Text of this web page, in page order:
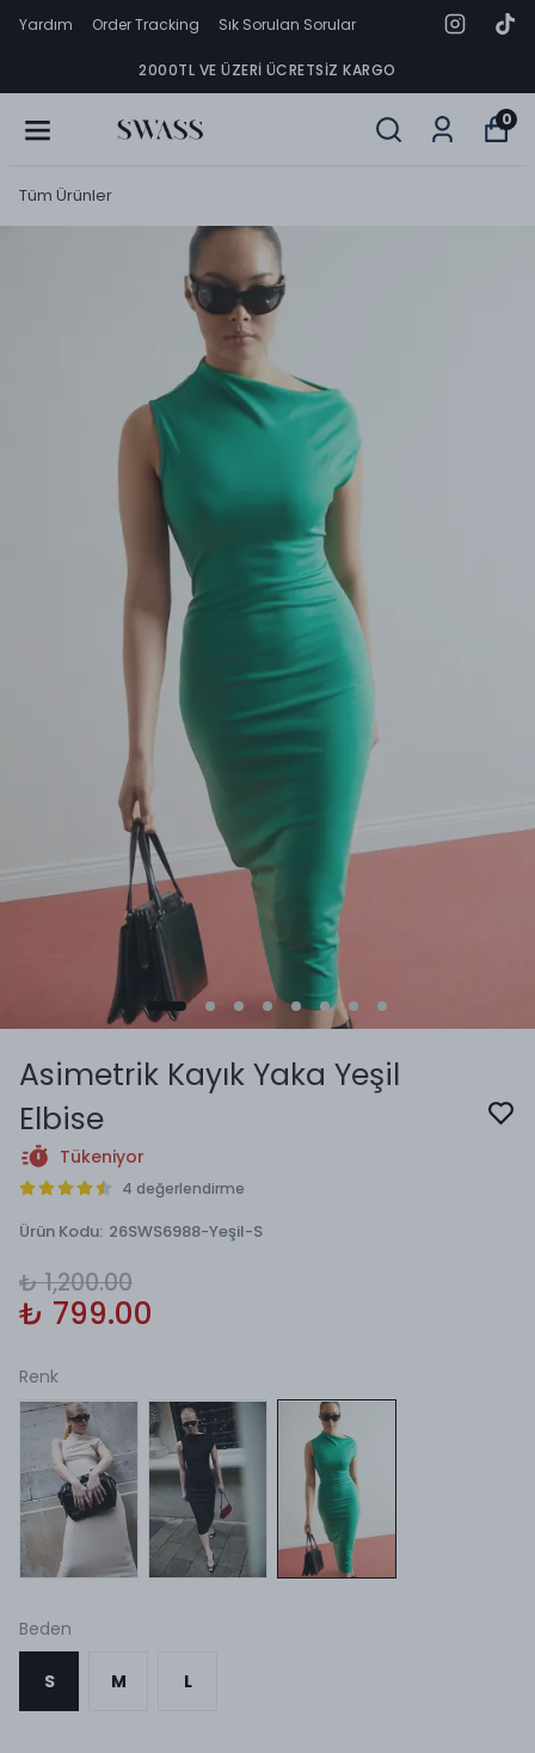
Yardım Order Tracking Sık Sorulan Sorular
2000TL VE ÜZERI ÜCRETSIZ KARGO
0
Tüm Ürünler
Asimetrik Kayık Yaka Yeşil
Elbise
Tükeniyor
4 değerlendirme
Ürün Kodu: 26SWS6988-Yeşil-S
₺ 1,200.00
₺ 799.00
Renk
Beden
S M L